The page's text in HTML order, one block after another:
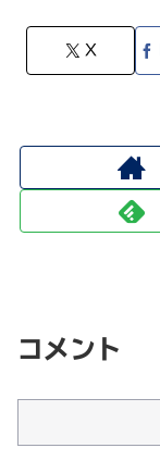
X
コメント